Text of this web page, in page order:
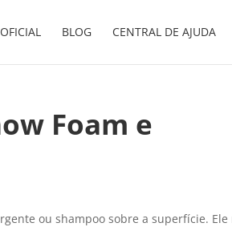
BLOG CENTRAL DE AJUDA
Foam e
ou shampoo sobre a superfície. Ele